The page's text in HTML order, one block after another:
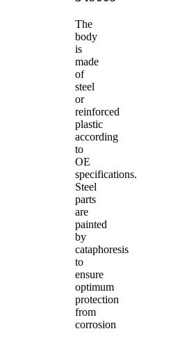
The
body
is
made
of
steel
or
reinforced
plastic
according
to
OE
specifications.
Steel
parts
are
painted
by
cataphoresis
to
ensure
optimum
protection
from
corrosion